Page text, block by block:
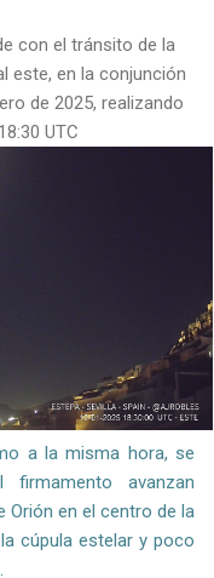
con el tránsito de la
este, en la conjunción
de 2025, realizando
UTC
a la misma hora, se
avanzan
Orión en el centro de la
cúpula estelar y poco